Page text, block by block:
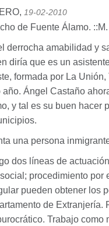
, 19-02-2010
de Fuente Álamo. ::M.
derrocha amabilidad y
diría que es un
formada por La
Ángel Castaño
y tal es su buen hacer
una persona
dos líneas de
procedimiento
pueden obtener los
de Extranjería.
Trabajo como